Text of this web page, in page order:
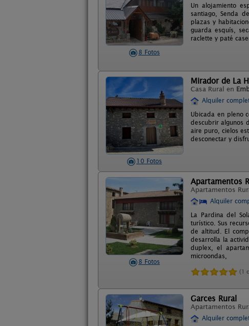
8 Fotos
Un alojamiento
santiago, Senda
plazas y
guarda esquís,
raclette y paté
10 Fotos
Mirador de La
Casa Rural en
Alquiler
Ubicada en pleno
descubrir algunos
aire puro, cielos
desconectar y
8 Fotos
Apartamentos
Apartamentos
Alquiler
La Pardina del
turístico. Sus
de altitud. El
desarrolla la
duplex, el
microondas,
(1
Garces Rural
Apartamentos
Alquiler